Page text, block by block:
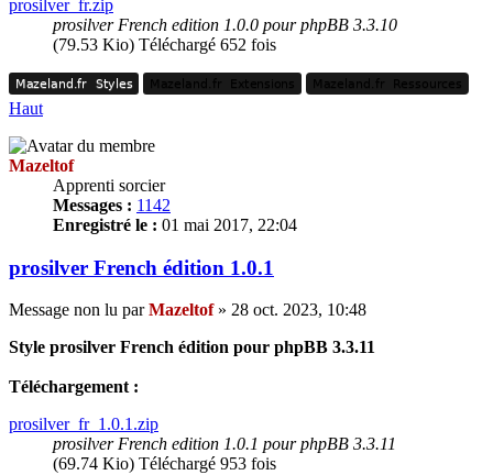
prosilver_fr.zip
prosilver French edition 1.0.0 pour phpBB 3.3.10
(79.53 Kio) Téléchargé 652 fois
Mazeland.fr
Mazeland.fr Styles
Styles Mazeland.fr
Mazeland.fr Extensions
Extensions Mazeland.fr
Mazeland.fr Ressources
Ressources
Haut
Mazeltof
Apprenti sorcier
Messages : 1142
Enregistré le : 01 mai 2017, 22:04
prosilver French édition 1.0.1
Message non lu parMazeltof» 28 oct. 2023, 10:48
Style prosilver French édition pour phpBB 3.3.11
Téléchargement :
prosilver_fr_1.0.1.zip
prosilver French edition 1.0.1 pour phpBB 3.3.11
(69.74 Kio) Téléchargé 953 fois